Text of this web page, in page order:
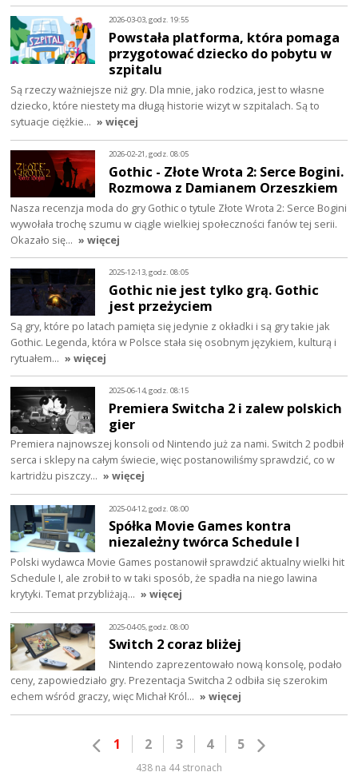
2026-03-03, godz. 19:55
Powstała platforma, która pomaga
przygotować dziecko do pobytu w
szpitalu
Są rzeczy ważniejsze niż gry. Dla mnie, jako rodzica, jest to własne
dziecko, które niestety ma długą historie wizyt w szpitalach. Są to
sytuacje ciężkie… » więcej
2026-02-21, godz. 08:05
Gothic - Złote Wrota 2: Serce Bogini.
Rozmowa z Damianem Orzeszkiem
Nasza recenzja moda do gry Gothic o tytule Złote Wrota 2: Serce Bogini
wywołała trochę szumu w ciągle wielkiej społeczności fanów tej serii.
Okazało się… » więcej
2025-12-13, godz. 08:05
Gothic nie jest tylko grą. Gothic
jest przeżyciem
Są gry, które po latach pamięta się jedynie z okładki i są gry takie jak
Gothic. Legenda, która w Polsce stała się osobnym językiem, kulturą i
rytuałem… » więcej
2025-06-14, godz. 08:15
Premiera Switcha 2 i zalew polskich
gier
Premiera najnowszej konsoli od Nintendo już za nami. Switch 2 podbił
serca i sklepy na całym świecie, więc postanowiliśmy sprawdzić, co w
kartridżu piszczy… » więcej
2025-04-12, godz. 08:00
Spółka Movie Games kontra
niezależny twórca Schedule I
Polski wydawca Movie Games postanowił sprawdzić aktualny wielki hit
Schedule I, ale zrobił to w taki sposób, że spadła na niego lawina
krytyki. Temat przybliżają… » więcej
2025-04-05, godz. 08:00
Switch 2 coraz bliżej
Nintendo zaprezentowało nową konsolę, podało
ceny, zapowiedziało gry. Prezentacja Switcha 2 odbiła się szerokim
echem wśród graczy, więc Michał Król… » więcej
1 2 3 4 5
438 na 44 stronach